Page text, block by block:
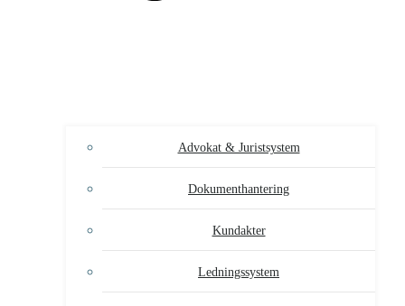
Advokat & Juristsystem
Dokumenthantering
Kundakter
Ledningssystem